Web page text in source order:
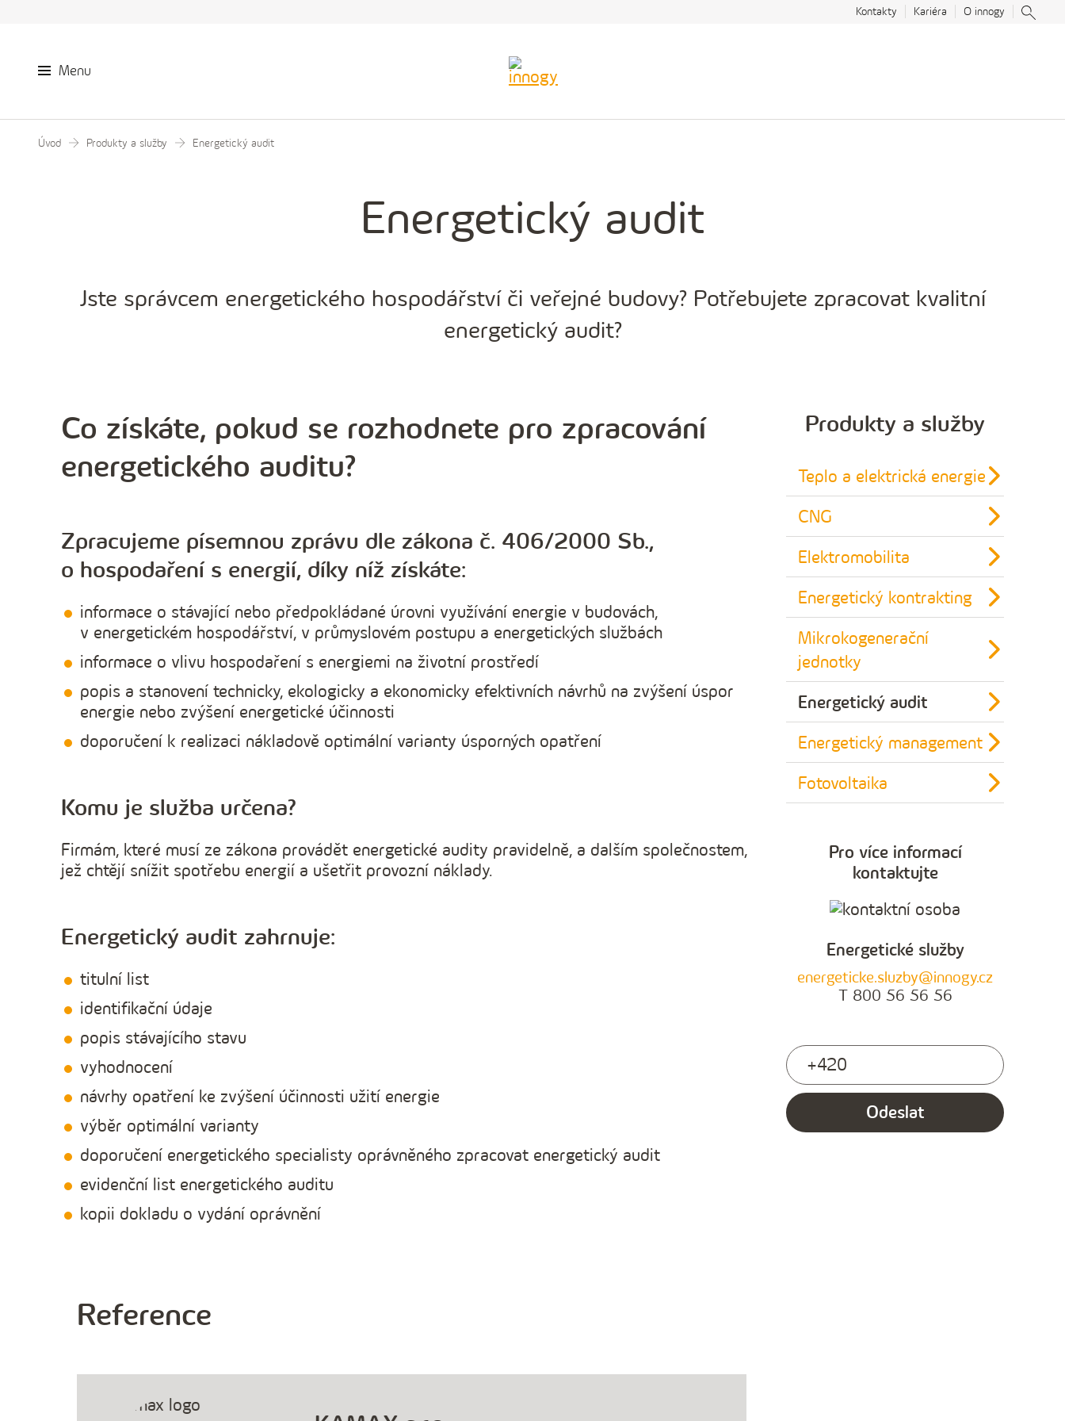
Kontakty Kariéra O innogy
Menu
Úvod Produkty a služby Energetický audit
Energetický audit
Jste správcem energetického hospodářství či veřejné budovy? Potřebujete zpracovat kvalitní
energetický audit?
Co získáte, pokud se rozhodnete pro zpracování
energetického auditu?
Zpracujeme písemnou zprávu dle zákona č. 406/2000 Sb.,
o hospodaření s energií, díky níž získáte:
informace o stávající nebo předpokládané úrovni využívání energie v budovách,
v energetickém hospodářství, v průmyslovém postupu a energetických službách
informace o vlivu hospodaření s energiemi na životní prostředí
popis a stanovení technicky, ekologicky a ekonomicky efektivních návrhů na zvýšení úspor
energie nebo zvýšení energetické účinnosti
doporučení k realizaci nákladově optimální varianty úsporných opatření
Komu je služba určena?
Firmám, které musí ze zákona provádět energetické audity pravidelně, a dalším společnostem,
jež chtějí snížit spotřebu energií a ušetřit provozní náklady.
Energetický audit zahrnuje:
titulní list
identifikační údaje
popis stávajícího stavu
vyhodnocení
návrhy opatření ke zvýšení účinnosti užití energie
výběr optimální varianty
doporučení energetického specialisty oprávněného zpracovat energetický audit
evidenční list energetického auditu
kopii dokladu o vydání oprávnění
Reference
Produkty a služby
Teplo a elektrická energie
CNG
Elektromobilita
Energetický kontrakting
Mikrokogenerační
jednotky
Energetický audit
Energetický management
Fotovoltaika
Pro více informací
kontaktujte
Energetické služby
energeticke.sluzby@innogy.cz
T 800 56 56 56
Odeslat